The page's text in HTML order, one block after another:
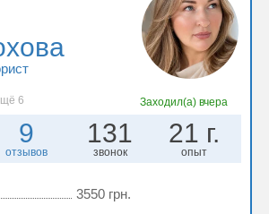
6 Заходил(а) вчера
9
отзывов
131
звонок
21 г.
опыт
3550 грн.